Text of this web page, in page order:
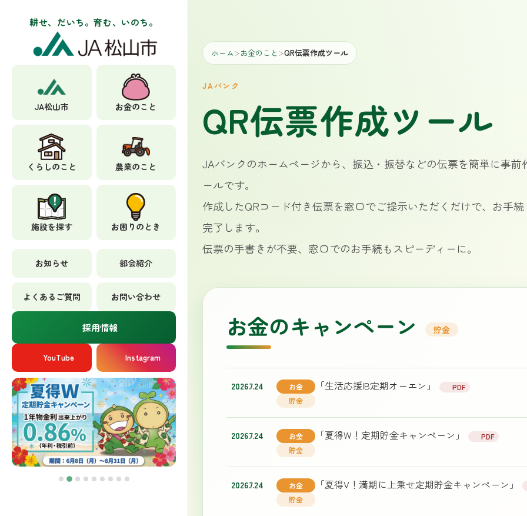
耕せ、だいち。育む、いのち。
JA松山市 お金のこと
くらしのこと 農業のこと
施設を探す お困りのとき
お知らせ 部会紹介
よくあるご質問 お問い合わせ
採用情報
YouTube Instagram
ホーム ＞ お金のこと ＞QR伝票作成ツール
JAバンク
QR伝票作成ツール
JAバンクのホームページから、振込・振替などの伝票を簡単に事前
ールです。
作成したQRコード付き伝票を窓口でご提示いただくだけで、お手
完了します。
伝票の手書きが不要、窓口でのお手続もスピーディーに。
お金のキャンペーン 貯金
2026.7.24
お金
貯金
「生活応援IB定期オーエン」 PDF
2026.7.24
お金
貯金
「夏得W！定期貯金キャンペーン」 PDF
2026.7.24
お金
貯金
「夏得V！満期に上乗せ定期貯金キャンペーン」